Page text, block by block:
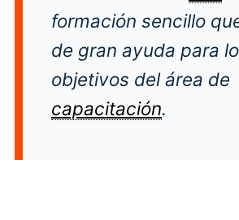
formación sencillo
de gran ayuda para
objetivos del área de
capacitación.